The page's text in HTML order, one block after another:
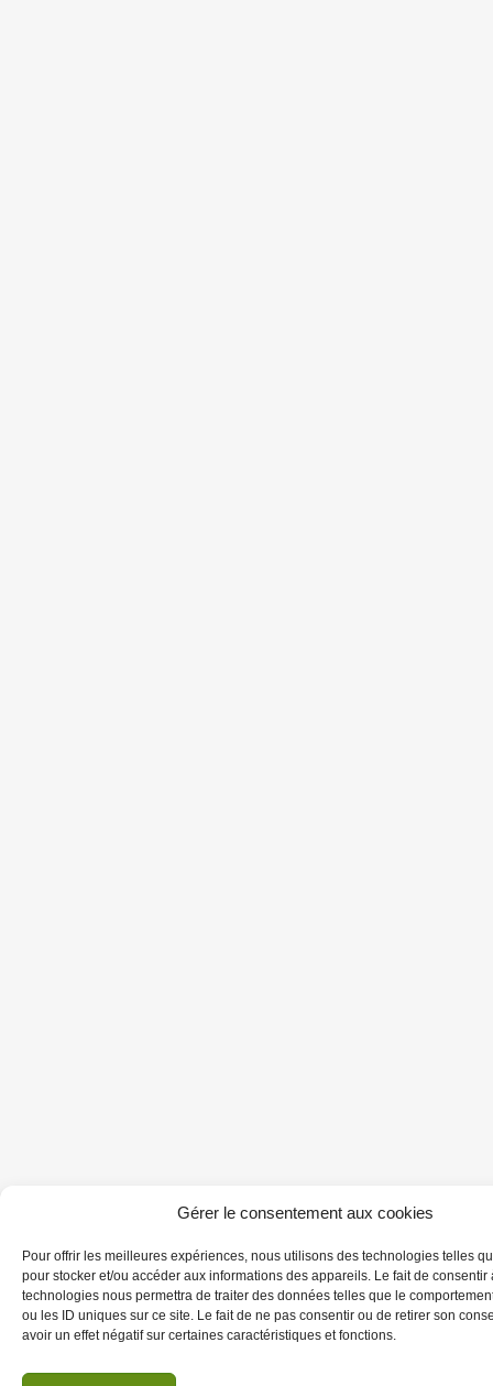
Gérer le consentement aux cookies
Pour offrir les meilleures expériences, nous utilisons des technologies telles
pour stocker et/ou accéder aux informations des appareils. Le fait de consentir
technologies nous permettra de traiter des données telles que le
ou les ID uniques sur ce site. Le fait de ne pas consentir ou de retirer son
avoir un effet négatif sur certaines caractéristiques et fonctions.